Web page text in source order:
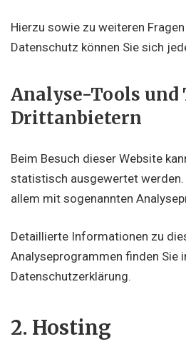
Hierzu sowie zu weiteren
Datenschutz können Sie sich
Analyse-Tools und
Dritt­anbietern
Beim Besuch dieser Website
statistisch ausgewertet
allem mit sogenannten
Detaillierte Informationen zu
Analyseprogrammen finden Sie
Datenschutzerklärung.
2. Hosting